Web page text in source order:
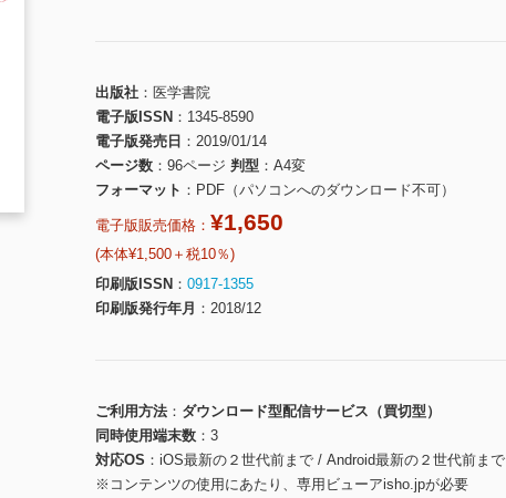
出版社
医学書院
電子版ISSN
1345-8590
電子版発売日
2019/01/14
ページ数
96ページ 判型
A4変
フォーマット
PDF（パソコンへのダウンロード不可）
電子版販売価格： ¥1,650
(本体¥1,500＋税10％)
印刷版ISSN
0917-1355
印刷版発行年月
2018/12
ご利用方法
ダウンロード型配信サービス（買切型）
同時使用端末数
3
対応OS
iOS最新の２世代前まで / Android最新の２世代前まで
※コンテンツの使用にあたり、専用ビューアisho.jpが必要